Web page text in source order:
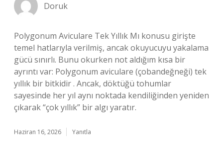
Doruk
Polygonum Aviculare Tek Yıllık Mı konusu girişte
temel hatlarıyla verilmiş, ancak okuyucuyu yakalama
gücü sınırlı. Bunu okurken not aldığım kısa bir
ayrıntı var: Polygonum aviculare (çobandeğneği) tek
yıllık bir bitkidir . Ancak, döktüğü tohumlar
sayesinde her yıl aynı noktada kendiliğinden yeniden
çıkarak “çok yıllık” bir algı yaratır.
Haziran 16, 2026 Yanıtla